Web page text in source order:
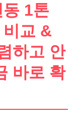
1톤
교 &
하고 안
바로 확